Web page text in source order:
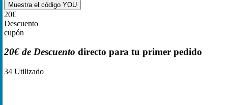
Muestra el código YOU
20€
Descuento
cupón
20€ de Descuento directo para tu primer pedido
34 Utilizado